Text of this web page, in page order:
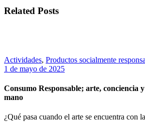
Related Posts
Actividades, Productos socialmente
1 de mayo de 2025
Consumo Responsable; arte, conciencia
mano
¿Qué pasa cuando el arte se encuentra con